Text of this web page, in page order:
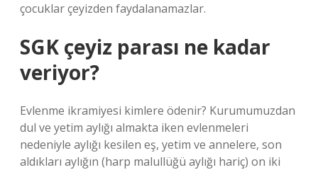
çocuklar çeyizden faydalanamazlar.
SGK çeyiz parası ne kadar
veriyor?
Evlenme ikramiyesi kimlere ödenir? Kurumumuzdan
dul ve yetim aylığı almakta iken evlenmeleri
nedeniyle aylığı kesilen eş, yetim ve annelere, son
aldıkları aylığın (harp malullüğü aylığı hariç) on iki